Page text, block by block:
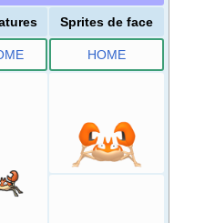
Sprites de face
HOME